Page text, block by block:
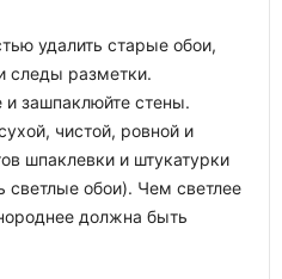
удалить старые обои,
следы разметки.
и зашпаклюйте стены.
чистой, ровной и
шпаклевки и штукатурки
светлые обои). Чем светлее
должна быть